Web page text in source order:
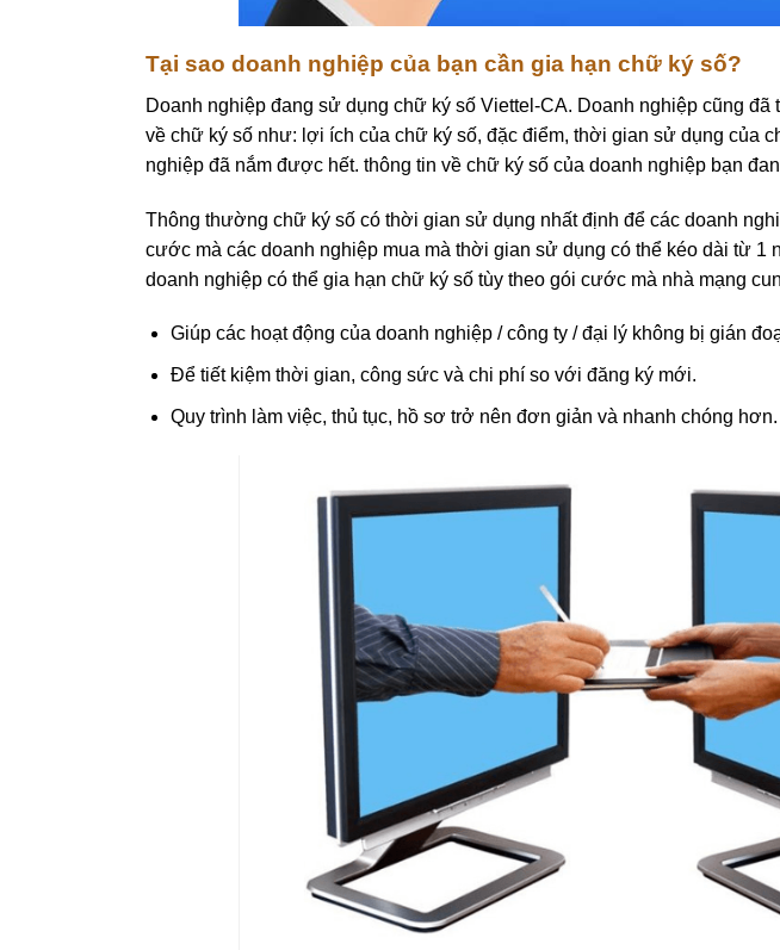
Tại sao doanh nghiệp của bạn cần gia hạn chữ ký số?
Doanh nghiệp đang sử dụng chữ ký số Viettel-CA. Doanh nghiệp cũng đã
về chữ ký số như: lợi ích của chữ ký số, đặc điểm, thời gian sử dụng của
nghiệp đã nắm được hết. thông tin về chữ ký số của doanh nghiệp bạn
Thông thường chữ ký số có thời gian sử dụng nhất định để các doanh
cước mà các doanh nghiệp mua mà thời gian sử dụng có thể kéo dài từ 1
doanh nghiệp có thể gia hạn chữ ký số tùy theo gói cước mà nhà mạng
Giúp các hoạt động của doanh nghiệp / công ty / đại lý không bị gián
Để tiết kiệm thời gian, công sức và chi phí so với đăng ký mới.
Quy trình làm việc, thủ tục, hồ sơ trở nên đơn giản và nhanh chóng hơn.